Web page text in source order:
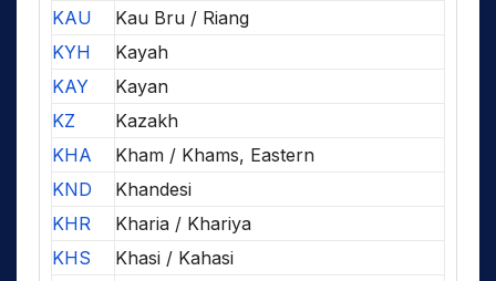
KAU
Kau Bru / Riang
KYH
Kayah
KAY
Kayan
KZ
Kazakh
KHA
Kham / Khams, Eastern
KND
Khandesi
KHR
Kharia / Khariya
KHS
Khasi / Kahasi